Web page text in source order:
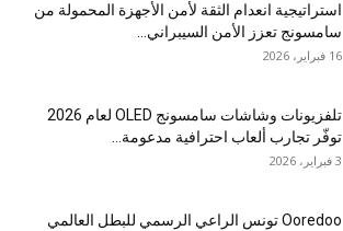
استراتيجية انعدام الثقة لأمن الأجهزة المحمولة من
سامسونج تعزز الأمن السيبراني...
16 فبراير، 2026
تلفزيونات وشاشات سامسونج OLED لعام 2026
توفّر تجارب ألعاب احترافية مدعومة...
3 فبراير، 2026
Ooredoo تونس الراعي الرسمي للبطل العالمي